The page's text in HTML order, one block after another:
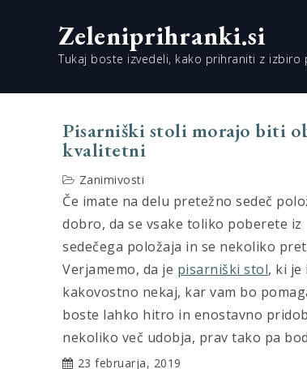
Zeleniprihranki.si
Tukaj boste izvedeli, kako prihraniti z izbiro
Pisarniški stoli morajo biti
kvalitetni
Zanimivosti
Če imate na delu pretežno sedeč
dobro, da se vsake toliko poberete iz
sedečega položaja in se nekoliko
Verjamemo, da je pisarniški stol, ki je
kakovostno nekaj, kar vam bo
boste lahko hitro in enostavno
nekoliko več udobja, prav tako pa
23 februarja, 2019